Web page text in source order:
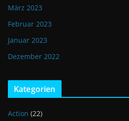
März 2023
Februar 2023
Januar 2023
Dezember 2022
Kategorien
Action (22)